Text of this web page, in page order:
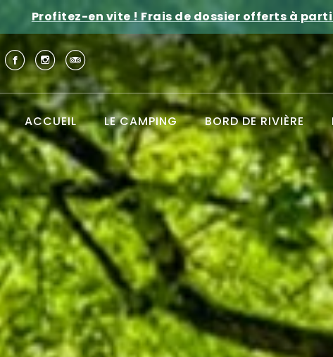
Profitez-en vite ! Frais de dossier offerts à
ACCUEIL LE CAMPING BORD DE RIVIÈRE